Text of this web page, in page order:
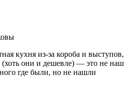
кухня из-за короба и выступов,
(хоть они и дешевле) — это не наш
где были, но не нашли